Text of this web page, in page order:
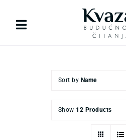
Toggle
Sort by Name
Show 12 Products